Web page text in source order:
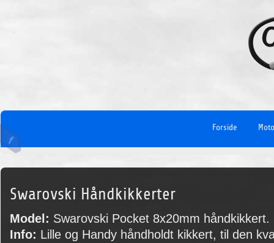
Forside
Swarovski Håndkikkerter
Model: Swarovski Pocket 8x20mm håndkikkert.
Info: Lille og Handy håndholdt kikkert, til den